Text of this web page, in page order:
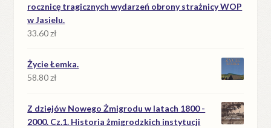
rocznicę tragicznych wydarzeń obrony strażnicy WOP
w Jasielu.
33.60zł
Życie Łemka.
58.80zł
Z dziejów Nowego Żmigrodu w latach 1800 -
2000. Cz.1. Historia żmigrodzkich instytucji